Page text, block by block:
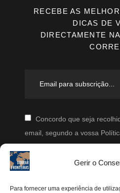
Gerir o
Para fornecer uma experiência de
RECEBE AS
DICAS DE
DIRECTAMENTE
Concordo que seja
email, segundo a vossa
periodicamente.